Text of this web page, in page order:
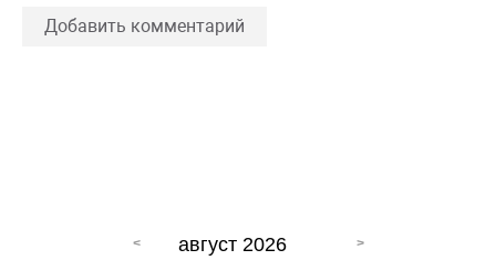
Добавить комментарий
август 2026